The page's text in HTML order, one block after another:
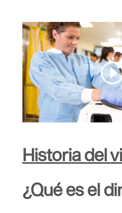
Historia del
¿Qué es el